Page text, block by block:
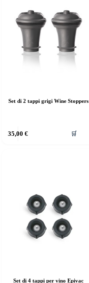
Set di 2 tappi grigi Wine Stoppers
35,00 € 🛒
Set di 4 tappi per vino Epivac